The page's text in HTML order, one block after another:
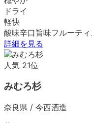
ドライ
軽快
酸味辛口 旨味フルーティ
詳細を見る
人気 21位
みむろ杉
奈良県 / 今西酒造